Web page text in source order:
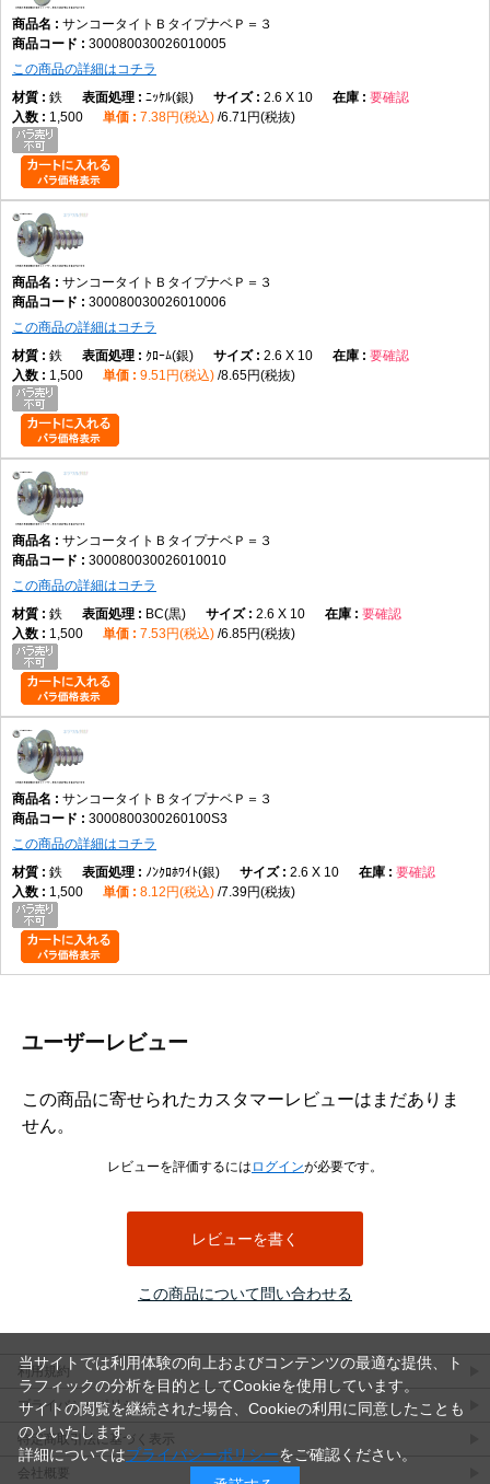
この商品について問い合わせる
サンコータイトＢタイプナベＰ＝３
300080030026010005
この商品の詳細はコチラ
鉄
ﾆｯｹﾙ(銀) 2.6 X 10
要確認
1,500
7.38円(税込) 6.71円(税抜)
サンコータイトＢタイプナベＰ＝３
300080030026010006
この商品の詳細はコチラ
鉄
ｸﾛｰﾑ(銀) 2.6 X 10
要確認
1,500
9.51円(税込) 8.65円(税抜)
サンコータイトＢタイプナベＰ＝３
300080030026010010
この商品の詳細はコチラ
鉄
BC(黒) 2.6 X 10
要確認
1,500
7.53円(税込) 6.85円(税抜)
サンコータイトＢタイプナベＰ＝３
3000800300260100S3
この商品の詳細はコチラ
鉄
ﾉﾝｸﾛﾎﾜｲﾄ(銀) 2.6 X 10
要確認
1,500
8.12円(税込) 7.39円(税抜)
ユーザーレビュー
この商品に寄せられたカスタマーレビューはまだありま
せん。
レビューを評価するには ログインが必要です。
レビューを書く
利用規約
プライバシーポリシー
特定商取引法に基づく表示
会社概要
当サイトでは利用体験の向上およびコンテンツの最適な提供、ト
ラフィックの分析を目的としてCookieを使用しています。
サイトの閲覧を継続された場合、Cookieの利用に同意したことも
のといたします。
詳細についてはプライバシーポリシーをご確認ください。